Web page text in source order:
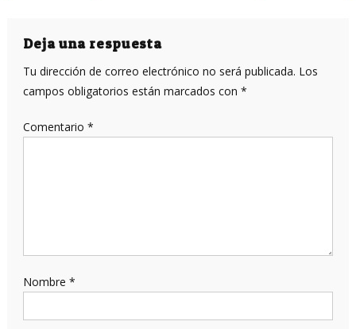
entradas
Deja una respuesta
Tu dirección de correo electrónico no será publicada. Los
campos obligatorios están marcados con *
Comentario *
Nombre *